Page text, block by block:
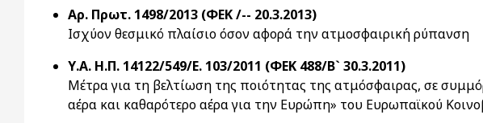
Αρ. Πρωτ. 1498/2013 (ΦΕΚ /-- 20.3.2013)
Ισχύον θεσμικό πλαίσιο όσον αφορά την ατμοσφαιρική ρύπανση
Υ.Α. Η.Π. 14122/549/Ε. 103/2011 (ΦΕΚ 488/Β` 30.3.2011)
Μέτρα για τη βελτίωση της ποιότητας της ατμόσφαιρας, σε
αέρα και καθαρότερο αέρα για την Ευρώπη» του Ευρωπαϊκού